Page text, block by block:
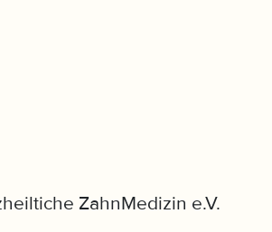
ZahnMedizin e.V.